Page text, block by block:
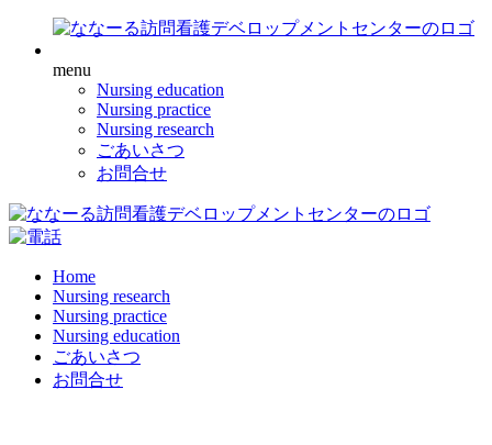
menu
Nursing education
Nursing practice
Nursing research
ごあいさつ
お問合せ
Home
Nursing research
Nursing practice
Nursing education
ごあいさつ
お問合せ